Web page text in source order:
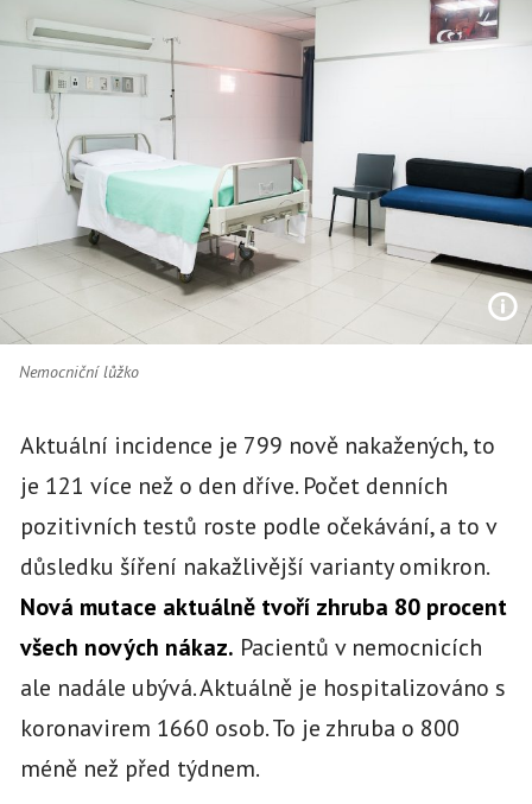
Nemocniční lůžko
Aktuální incidence je 799 nově nakažených, to
je 121 více než o den dříve. Počet denních
pozitivních testů roste podle očekávání, a to v
důsledku šíření nakažlivější varianty omikron.
Nová mutace aktuálně tvoří zhruba 80 procent
všech nových nákaz. Pacientů v nemocnicích
ale nadále ubývá. Aktuálně je hospitalizováno s
koronavirem 1660 osob. To je zhruba o 800
méně než před týdnem.